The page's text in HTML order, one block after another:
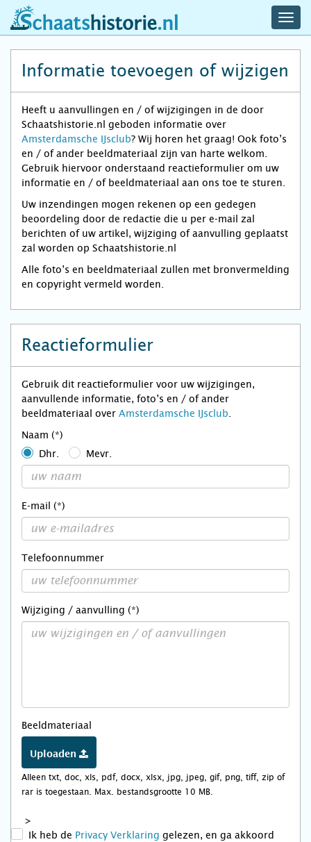
schaatshistorie.nl
Informatie toevoegen of wijzigen
Heeft u aanvullingen en / of wijzigingen in de door
Schaatshistorie.nl geboden informatie over
Amsterdamsche IJsclub? Wij horen het graag! Ook foto’s
en / of ander beeldmateriaal zijn van harte welkom.
Gebruik hiervoor onderstaand reactieformulier om uw
informatie en / of beeldmateriaal aan ons toe te sturen.
Uw inzendingen mogen rekenen op een gedegen
beoordeling door de redactie die u per e-mail zal
berichten of uw artikel, wijziging of aanvulling geplaatst
zal worden op Schaatshistorie.nl
Alle foto’s en beeldmateriaal zullen met bronvermelding
en copyright vermeld worden.
Reactieformulier
Gebruik dit reactieformulier voor uw wijzigingen,
aanvullende informatie, foto’s en / of ander
beeldmateriaal over Amsterdamsche IJsclub
Naam (*)
Dhr.
Mevr.
E-mail (*)
Telefoonnummer
Wijziging / aanvulling (*)
Beeldmateriaal
Uploaden
Alleen txt, doc, xls, pdf, docx, xlsx, jpg, jpeg, gif, png, tiff, zip of
rar is toegestaan. Max. bestandsgrootte 10 MB.
>
Ik heb de Privacy Verklaring gelezen, en ga akkoord